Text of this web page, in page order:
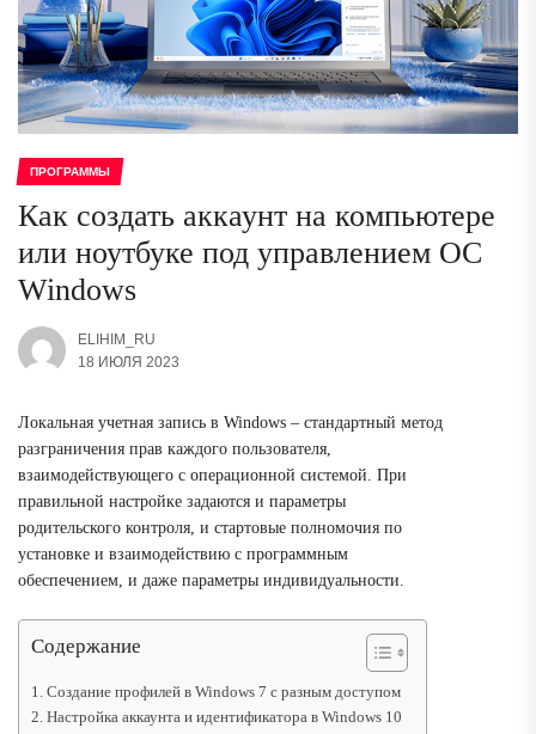
ПРОГРАММЫ
Как создать аккаунт на компьютере
или ноутбуке под управлением ОС
Windows
ELIHIM_RU
18 ИЮЛЯ 2023
Локальная учетная запись в Windows – стандартный метод
разграничения прав каждого пользователя,
взаимодействующего с операционной системой. При
правильной настройке задаются и параметры
родительского контроля, и стартовые полномочия по
установке и взаимодействию с программным
обеспечением, и даже параметры индивидуальности.
Содержание
Создание профилей в Windows 7 с разным доступом
Настройка аккаунта и идентификатора в Windows 10